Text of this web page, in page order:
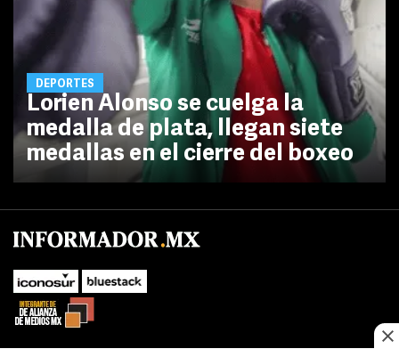
DEPORTES
Lorien Alonso se cuelga la
medalla de plata, llegan siete
medallas en el cierre del boxeo